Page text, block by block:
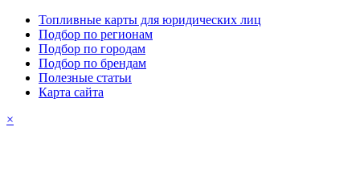
Топливные карты для юридических лиц
Подбор по регионам
Подбор по городам
Подбор по брендам
Полезные статьи
Карта сайта
×